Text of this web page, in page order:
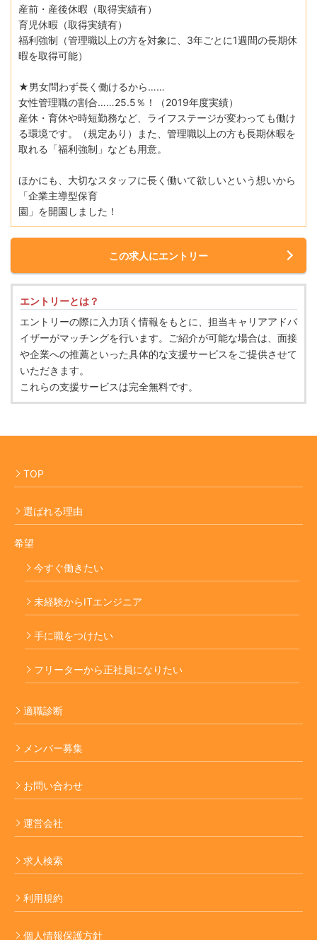
産前・産後休暇（取得実績有）
育児休暇（取得実績有）
福利強制（管理職以上の⽅を対象に、3年ごとに1週間の⻑期休
暇を取得可能）
★男⼥問わず⻑く働けるから……
⼥性管理職の割合……25.5％！（2019年度実績）
産休・育休や時短勤務など、ライフステージが変わっても働け
る環境です。（規定あり）また、管理職以上の⽅も⻑期休暇を
取れる「福利強制」なども⽤意。
ほかにも、⼤切なスタッフに⻑く働いて欲しいという想いから
「企業主導型保育
園」を開園しました！
この求人にエントリー
エントリーとは？
エントリーの際に入力頂く情報をもとに、担当キャリアアドバ
イザーがマッチングを行います。ご紹介が可能な場合は、面接
や企業への推薦といった具体的な支援サービスをご提供させて
いただきます。
これらの支援サービスは完全無料です。
TOP
選ばれる理由
希望
今すぐ働きたい
未経験からITエンジニア
手に職をつけたい
フリーターから正社員になりたい
適職診断
メンバー募集
お問い合わせ
運営会社
求人検索
利用規約
個人情報保護方針